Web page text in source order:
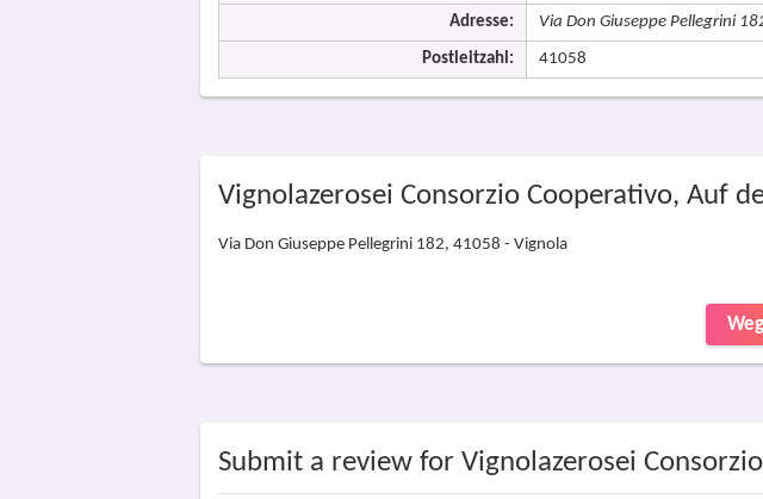
Adresse: Via Don Giuseppe Pellegrini
Postleitzahl: 41058
Vignolazerosei Consorzio Cooperativo, Auf
Via Don Giuseppe Pellegrini 182, 41058 - Vignola
Submit a review for Vignolazerosei